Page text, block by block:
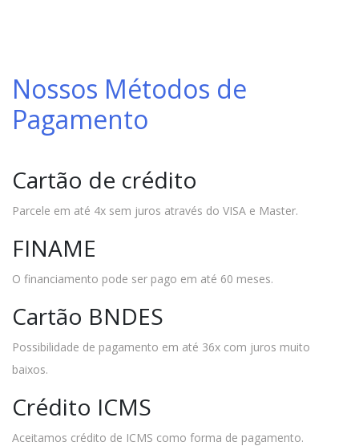
Nossos Métodos de
Pagamento
Cartão de crédito
Parcele em até 4x sem juros através do VISA e Master.
FINAME
O financiamento pode ser pago em até 60 meses.
Cartão BNDES
Possibilidade de pagamento em até 36x com juros muito
baixos.
Crédito ICMS
Aceitamos crédito de ICMS como forma de pagamento.